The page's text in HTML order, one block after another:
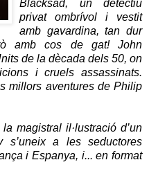
Blacksad, un detectiu
privat ombrívol i vestit
amb gavardina, tan dur
amb cos de gat! John
de la dècada dels 50, on
i cruels assassinats.
millors aventures de Philip
magistral il·lustració d’un
s’uneix a les seductores
i Espanya, i... en format